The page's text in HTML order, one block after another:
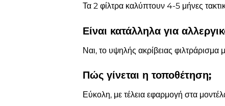
Τα 2 φίλτρα καλύπτουν 4-5 μήνες
Είναι κατάλληλα για
Ναι, το υψηλής ακρίβειας φιλτράρισμα
Πώς γίνεται η τοποθέτηση;
Εύκολη, με τέλεια εφαρμογή στα